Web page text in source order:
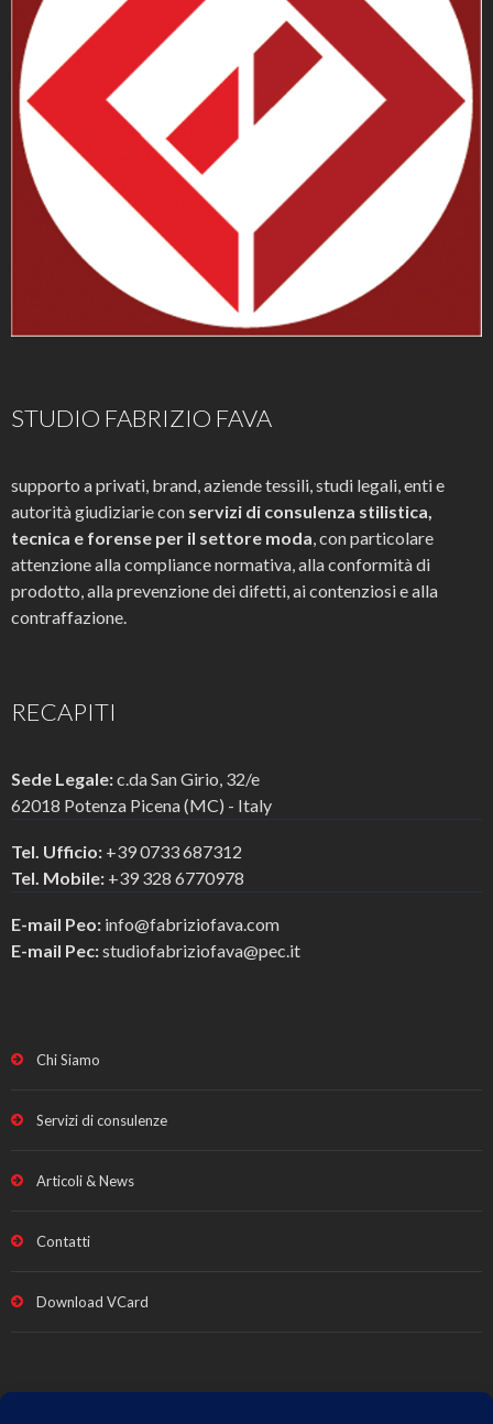
STUDIO FABRIZIO FAVA
supporto a privati, brand, aziende tessili, studi legali, enti e
autorità giudiziarie con servizi di consulenza stilistica,
tecnica e forense per il settore moda, con particolare
attenzione alla compliance normativa, alla conformità di
prodotto, alla prevenzione dei difetti, ai contenziosi e alla
contraffazione.
RECAPITI
Sede Legale:c.da San Girio, 32/e
62018 Potenza Picena (MC) - Italy
Tel. Ufficio: +39 0733 687312
Tel. Mobile: +39 328 6770978
E-mail Peo: info@fabriziofava.com
E-mail Pec:studiofabriziofava@pec.it
Chi Siamo
Servizi di consulenze
Articoli & News
Contatti
Download VCard